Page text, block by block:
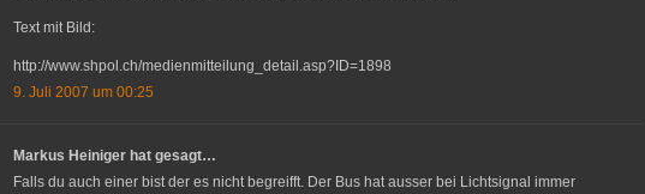
Text mit Bild:
http://www.shpol.ch/medienmitteilung_detail.asp?ID=1898
9. Juli 2007 um 00:25
Markus Heiniger hat gesagt…
Falls du auch einer bist der es nicht begreifft. Der Bus hat ausser bei Lichtsignal immer